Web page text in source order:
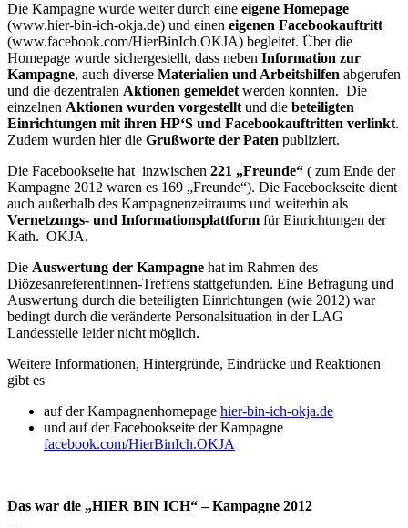
Die Kampagne wurde weiter durch eine eigene Homepage
(www.hier-bin-ich-okja.de) und einen eigenen Facebookauftritt
(www.facebook.com/HierBinIch.OKJA) begleitet. Über die
Homepage wurde sichergestellt, dass neben Information zur
Kampagne, auch diverse Materialien und Arbeitshilfen abgerufen
und die dezentralen Aktionen gemeldet werden konnten. Die
einzelnen Aktionen wurden vorgestellt und die beteiligten
Einrichtungen mit ihren HP‘S und Facebookauftritten verlinkt.
Zudem wurden hier die Grußworte der Paten publiziert.
Die Facebookseite hat inzwischen 221 „Freunde“ ( zum Ende der
Kampagne 2012 waren es 169 „Freunde“). Die Facebookseite dient
auch außerhalb des Kampagnenzeitraums und weiterhin als
Vernetzungs- und Informationsplattform für Einrichtungen der
Kath. OKJA.
Die Auswertung der Kampagne hat im Rahmen des
DiözesanreferentInnen-Treffens stattgefunden. Eine Befragung und
Auswertung durch die beteiligten Einrichtungen (wie 2012) war
bedingt durch die veränderte Personalsituation in der LAG
Landesstelle leider nicht möglich.
Weitere Informationen, Hintergründe, Eindrücke und Reaktionen
gibt es
auf der Kampagnenhomepage hier-bin-ich-okja.de
und auf der Facebookseite der Kampagne
facebook.com/HierBinIch.OKJA
Das war die „HIER BIN ICH“ – Kampagne 2012